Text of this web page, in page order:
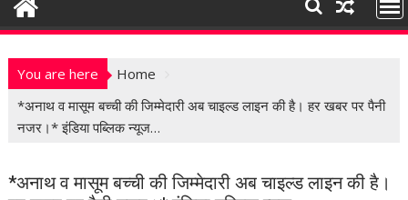
n
You are here
Home
*अनाथ व मासूम बच्ची की जिम्मेदारी अब चाइल्ड लाइन की है। हर खबर पर पैनी
नजर।* इंडिया पब्लिक न्यूज…
*अनाथ व मासूम बच्ची की जिम्मेदारी अब चाइल्ड लाइन की है।